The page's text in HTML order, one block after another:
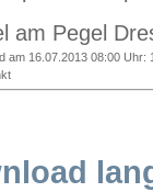
am Pegel
am 16.07.2013 08:00 Uhr: